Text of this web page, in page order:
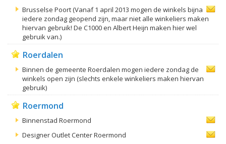
Brusselse Poort (Vanaf 1 april 2013 mogen de winkels bijna
iedere zondag geopend zijn, maar niet alle winkeliers maken
hiervan gebruik! De C1000 en Albert Heijn maken hier wel
gebruik van.)
Roerdalen
Binnen de gemeente Roerdalen mogen iedere zondag de
winkels open zijn (slechts enkele winkeliers maken hiervan
gebruik)
Roermond
Binnenstad Roermond
Designer Outlet Center Roermond